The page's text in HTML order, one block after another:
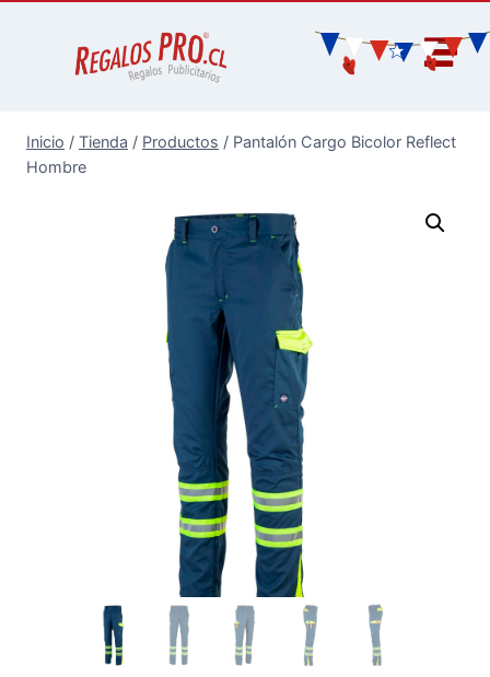
Inicio / Tienda / Productos / Pantalón Cargo Bicolor Reflect
Hombre